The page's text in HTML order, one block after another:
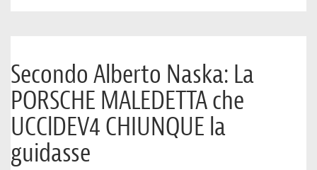
Secondo Alberto Naska: La
PORSCHE MALEDETTA che
UCClDEV4 CHIUNQUE la
guidasse